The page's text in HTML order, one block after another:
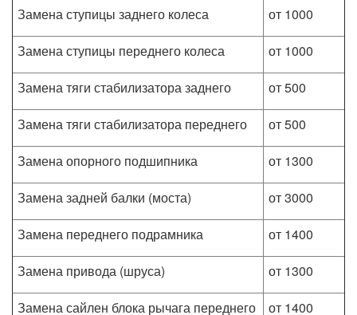
Замена ступицы заднего колеса
от 1000
Замена ступицы переднего колеса
от 1000
Замена тяги стабилизатора заднего
от 500
Замена тяги стабилизатора переднего
от 500
Замена опорного подшипника
от 1300
Замена задней балки (моста)
от 3000
Замена переднего подрамника
от 1400
Замена привода (шруса)
от 1300
Замена сайлен блока рычага переднего
от 1400